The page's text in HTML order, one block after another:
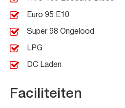
Euro 95 E10
Super 98 Ongelood
LPG
DC Laden
Faciliteiten